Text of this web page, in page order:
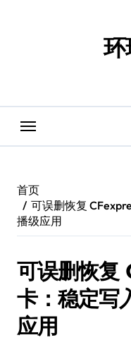
环
首页
可误删恢复
播级应用
可误删恢复
卡：稳定写
应用